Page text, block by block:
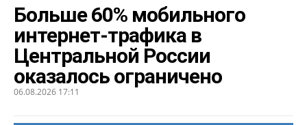
Больше 60% мобильного
интернет-трафика в
Центральной России
оказалось ограничено
06.08.2026 17:11